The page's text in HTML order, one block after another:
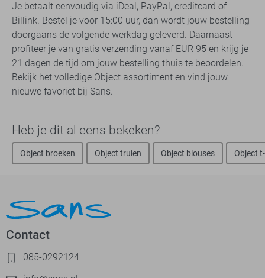
Je betaalt eenvoudig via iDeal, PayPal, creditcard of
Billink. Bestel je voor 15:00 uur, dan wordt jouw bestelling
doorgaans de volgende werkdag geleverd. Daarnaast
profiteer je van gratis verzending vanaf EUR 95 en krijg je
21 dagen de tijd om jouw bestelling thuis te beoordelen.
Bekijk het volledige Object assortiment en vind jouw
nieuwe favoriet bij Sans.
Heb je dit al eens bekeken?
Object broeken Object truien Object blouses Object
Contact
085-0292124